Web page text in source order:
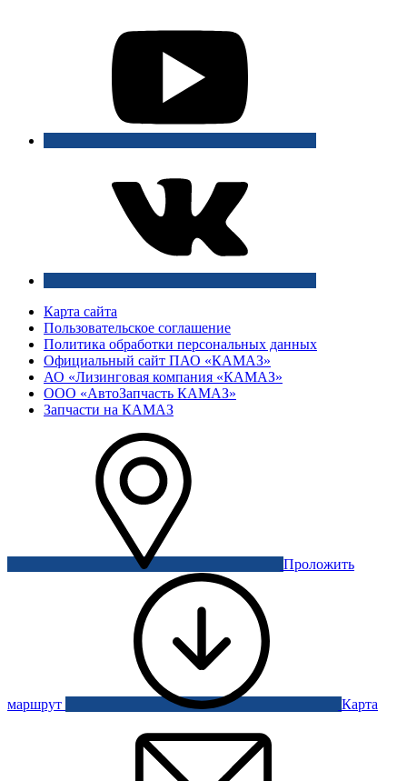
Карта сайта
Пользовательское соглашение
Политика обработки персональных данных
Официальный сайт ПАО «КАМАЗ»
АО «Лизинговая компания «КАМАЗ»
ООО «АвтоЗапчасть КАМАЗ»
Запчасти на КАМАЗ
Проложить
маршрут Карта